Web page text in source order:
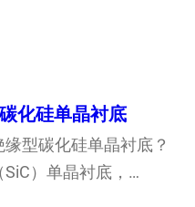
化硅单晶衬底
型碳化硅单晶衬底？
）单晶衬底，…